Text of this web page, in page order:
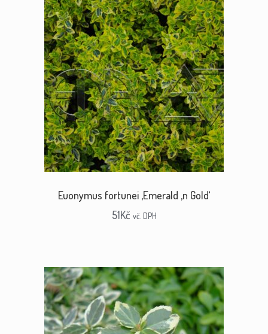
Euonymus fortunei ‚Emerald ‚n Gold‘
51Kč vč. DPH